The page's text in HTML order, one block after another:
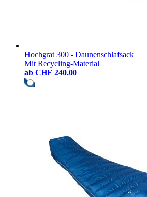
Hochgrat 300 - Daunenschlafsack
Mit Recycling-Material
ab CHF 240.00